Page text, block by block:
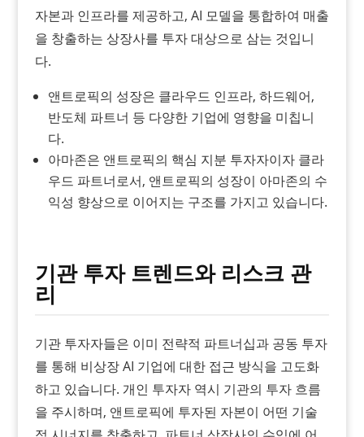
자본과 인프라를 제공하고, AI 모델을 통합하여 매출
을 창출하는 상장사를 투자 대상으로 삼는 것입니
다.
앤트로픽의 성장은 클라우드 인프라, 하드웨어,
반도체 파트너 등 다양한 기업에 영향을 미칩니
다.
아마존은 앤트로픽의 핵심 지분 투자자이자 클라
우드 파트너로서, 앤트로픽의 성장이 아마존의 수
익성 향상으로 이어지는 구조를 가지고 있습니다.
기관 투자 트렌드와 리스크 관
리
기관 투자자들은 이미 전략적 파트너십과 공동 투자
를 통해 비상장 AI 기업에 대한 접근 방식을 고도화
하고 있습니다. 개인 투자자 역시 기관의 투자 흐름
을 주시하며, 앤트로픽에 투자된 자본이 어떤 기술